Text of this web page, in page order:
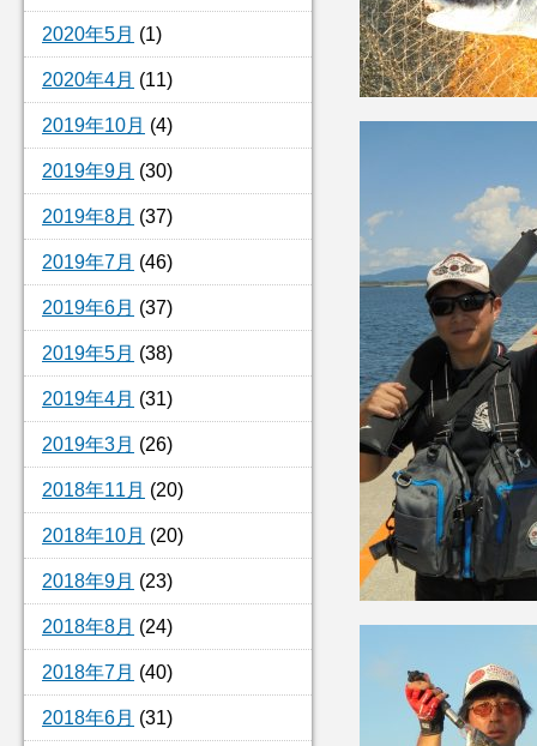
2020年5月 (1)
2020年4月 (11)
2019年10月 (4)
2019年9月 (30)
2019年8月 (37)
2019年7月 (46)
2019年6月 (37)
2019年5月 (38)
2019年4月 (31)
2019年3月 (26)
2018年11月 (20)
2018年10月 (20)
2018年9月 (23)
2018年8月 (24)
2018年7月 (40)
2018年6月 (31)